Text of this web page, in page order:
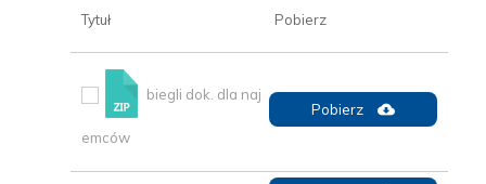
Tytuł Pobierz
biegli dok. dla naj
emców
Pobierz